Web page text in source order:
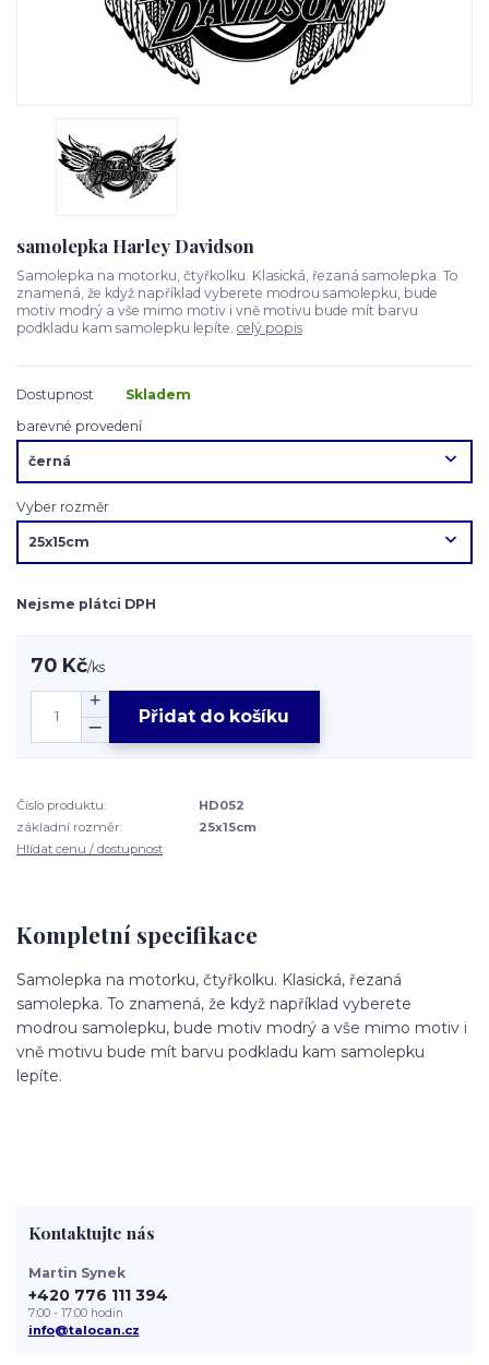
samolepka Harley Davidson
Samolepka na motorku, čtyřkolku. Klasická, řezaná samolepka. To
znamená, že když například vyberete modrou samolepku, bude
motiv modrý a vše mimo motiv i vně motivu bude mít barvu
podkladu kam samolepku lepíte. celý popis
Dostupnost
Skladem
barevné provedení
Vyber rozměr
Nejsme plátci DPH
70 Kč/ks
Přidat do košíku
Číslo produktu:
HD052
základní rozměr:
25x15cm
Hlídat cenu / dostupnost
Kompletní specifikace
Samolepka na motorku, čtyřkolku. Klasická, řezaná
samolepka. To znamená, že když například vyberete
modrou samolepku, bude motiv modrý a vše mimo motiv i
vně motivu bude mít barvu podkladu kam samolepku
lepíte.
Kontaktujte nás
Martin Synek
+420 776 111 394
7:00 - 17:00 hodin
info@talocan.cz